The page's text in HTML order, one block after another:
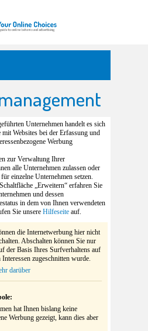
Unternehmen handelt es sich
Websites bei der Erfassung und
Werbung
zur Verwaltung Ihrer
alle Unternehmen zulassen oder
einzelne Unternehmen setzen.
„Erweitern“ erfahren Sie
und dessen
in dem von Ihnen verwendeten
Sie unsere Hilfeseite auf.
die Internetwerbung hier nicht
Abschalten können Sie nur
der Basis Ihres Surfverhaltens auf
zugeschnitten wurde.
darüber
hat Ihnen bislang keine
Werbung gezeigt, kann dies aber